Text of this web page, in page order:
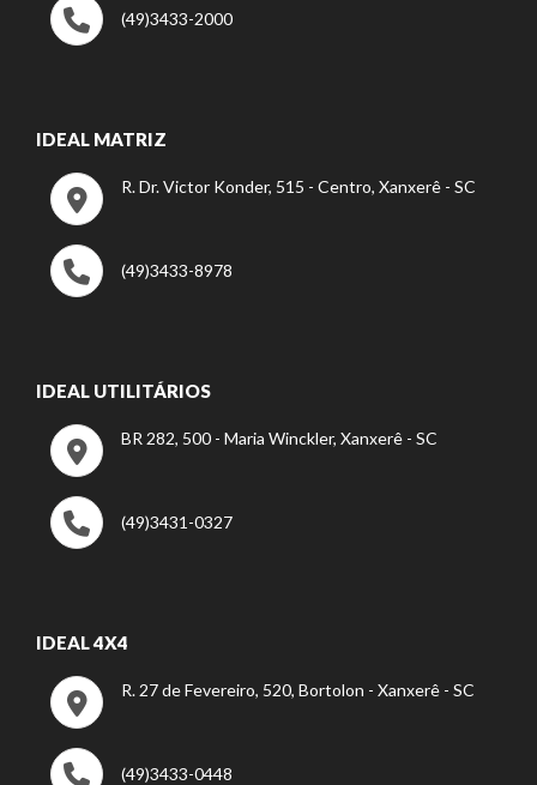
(49)3433-2000
IDEAL MATRIZ
R. Dr. Victor Konder, 515 - Centro, Xanxerê - SC
(49)3433-8978
IDEAL UTILITÁRIOS
BR 282, 500 - Maria Winckler, Xanxerê - SC
(49)3431-0327
IDEAL 4X4
R. 27 de Fevereiro, 520, Bortolon - Xanxerê - SC
(49)3433-0448